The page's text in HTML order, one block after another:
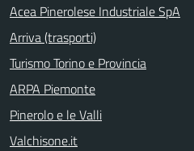
Acea Pinerolese Industriale SpA
Arriva (trasporti)
Turismo Torino e Provincia
ARPA Piemonte
Pinerolo e le Valli
Valchisone.it